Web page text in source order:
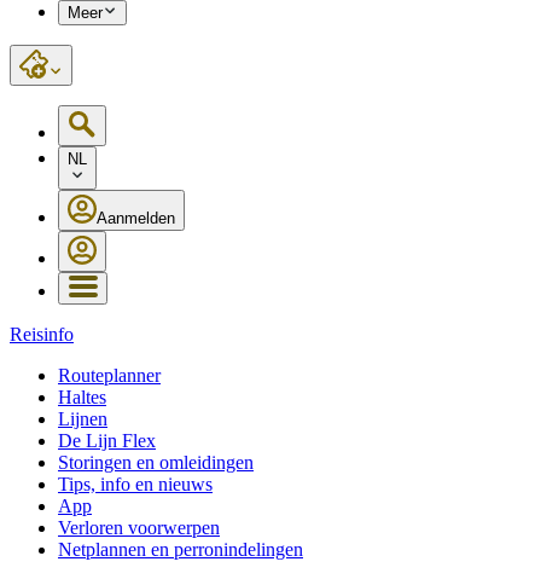
Meer
NL
Aanmelden
Reisinfo
Routeplanner
Haltes
Lijnen
De Lijn Flex
Storingen en omleidingen
Tips, info en nieuws
App
Verloren voorwerpen
Netplannen en perronindelingen